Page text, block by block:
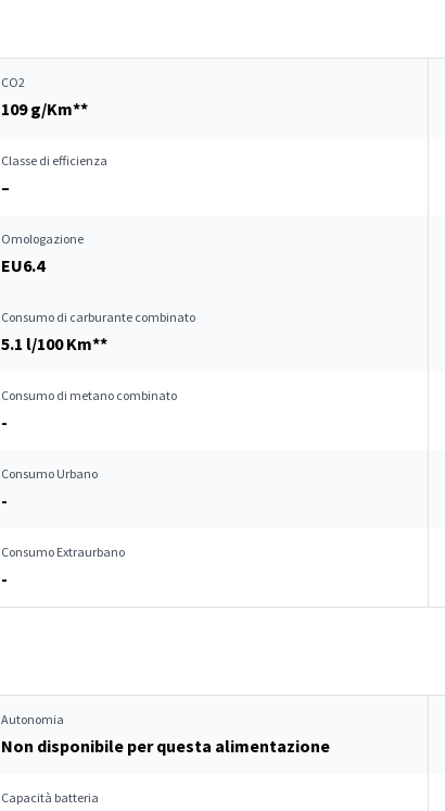
CO2
109 g/Km**
Classe di efficienza
–
Omologazione
EU6.4
Consumo di carburante combinato
5.1 l/100 Km**
Consumo di metano combinato
-
Consumo Urbano
-
Consumo Extraurbano
-
Autonomia
Non disponibile per questa alimentazione
Capacità batteria